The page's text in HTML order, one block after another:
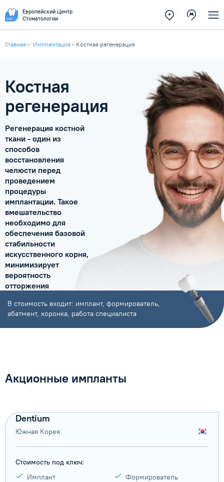
Европейский Центр
Стоматологии
Главная - Имплантация - Костная регенерация
Костная
регенерация
Регенерация костной
ткани - один из
способов
восстановления
челюсти перед
проведением
процедуры
имплантации. Такое
вмешательство
необходимо для
обеспечения базовой
стабильности
искусственного корня,
минимизирует
вероятность
отторжения
КОНСУЛЬТАЦИЯ БЕСПЛАТНО
В стоимость входит: имплант, формирователь,
абатмент, коронка, работа специалиста
Акционные импланты
Dentium
Южная Корея
Стоимость под ключ:
Имплант
Формирователь